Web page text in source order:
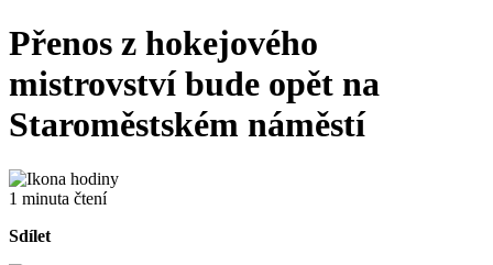
Přenos z hokejového
mistrovství bude opět na
Staroměstském náměstí
1 minuta čtení
Sdílet